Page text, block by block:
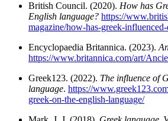
British Council. (2020). How has
English language? https://
magazine/how-has-greek-
Encyclopaedia Britannica. (2023).
https://www.britannica.com/art/
Greek123. (2022). The influence of
language. https://
greek-on-the-english-language/